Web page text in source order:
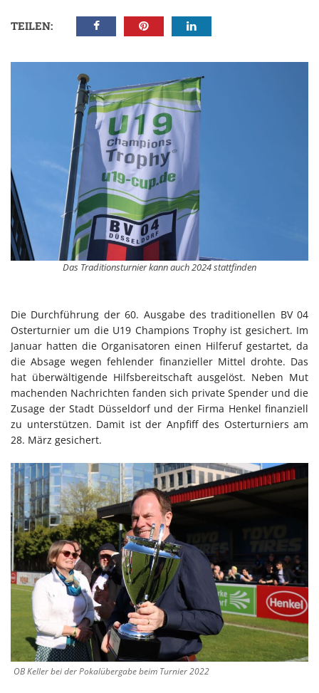
TEILEN:
Das Traditionsturnier kann auch 2024 stattfinden
Die Durchführung der 60. Ausgabe des traditionellen BV 04
Osterturnier um die U19 Champions Trophy ist gesichert. Im
Januar hatten die Organisatoren einen Hilferuf gestartet, da
die Absage wegen fehlender finanzieller Mittel drohte. Das
hat überwältigende Hilfsbereitschaft ausgelöst. Neben Mut
machenden Nachrichten fanden sich private Spender und die
Zusage der Stadt Düsseldorf und der Firma Henkel finanziell
zu unterstützen. Damit ist der Anpfiff des Osterturniers am
28. März gesichert.
OB Keller bei der Pokalübergabe beim Turnier 2022